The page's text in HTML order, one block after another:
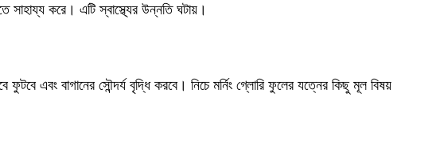
করে। এটি স্বাস্থ্যের উন্নতি ঘটায়।
বাগানের সৌন্দর্য বৃদ্ধি করবে। নিচে মর্নিং গ্লোরি ফুলের যত্নের কিছু মূল বিষয়